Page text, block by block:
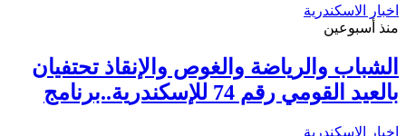
اخبار الاسكندرية
منذ أسبوعين
الشباب والرياضة والغوص والإنقاذ تحتفيان
بالعيد القومي رقم 74 للإسكندرية..برنامج
اخبار الاسكندرية